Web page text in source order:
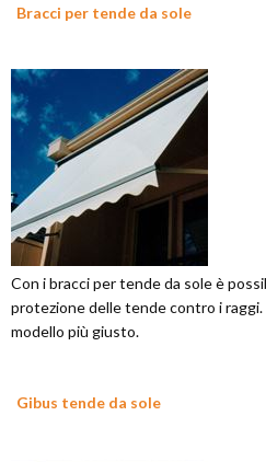
Bracci per tende da sole
Con i bracci per tende da sole è
protezione delle tende contro i
modello più giusto.
Gibus tende da sole